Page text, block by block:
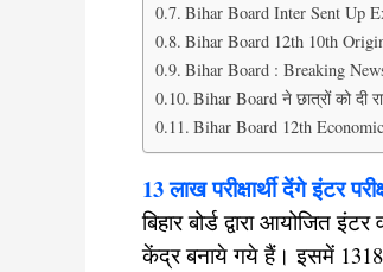
Bihar Board Inter Sent Up
Bihar Board 12th 10th
Bihar Board : Breaking
Bihar Board ने छात्रों को दी
Bihar Board 12th
13 लाख परीक्षार्थी देंगे इंटर
बिहार बोर्ड द्वारा आयोजित
केंद्र बनाये गये हैं। इसमें